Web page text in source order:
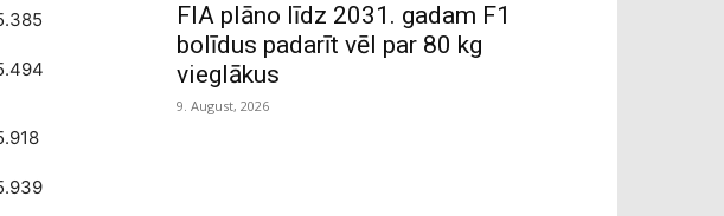
FIA plāno līdz 2031. gadam F1
bolīdus padarīt vēl par 80 kg
vieglākus
9. August, 2026